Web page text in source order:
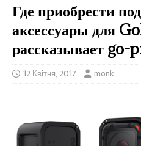
Где приобрести
аксессуары для
рассказывает
12 Квітня, 2017 monk